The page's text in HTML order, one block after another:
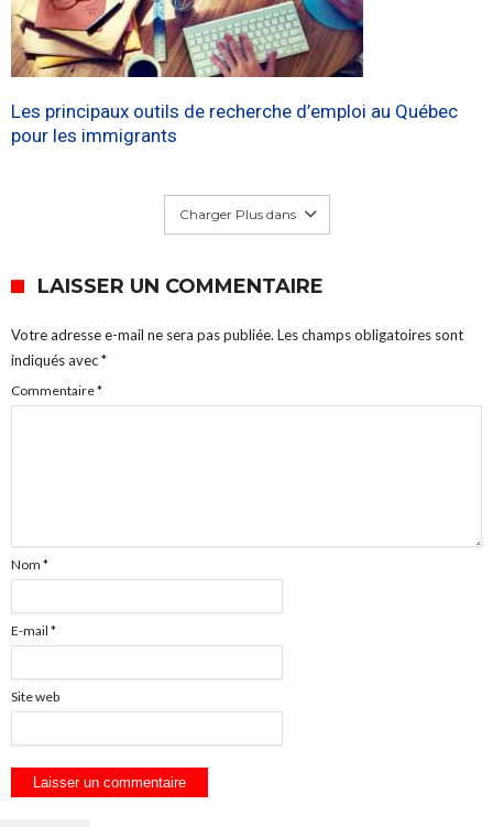
Les principaux outils de recherche d’emploi au Québec
pour les immigrants
Charger Plus dans
LAISSER UN COMMENTAIRE
Votre adresse e-mail ne sera pas publiée. Les champs obligatoires sont
indiqués avec*
Commentaire*
Nom *
E-mail *
Site web